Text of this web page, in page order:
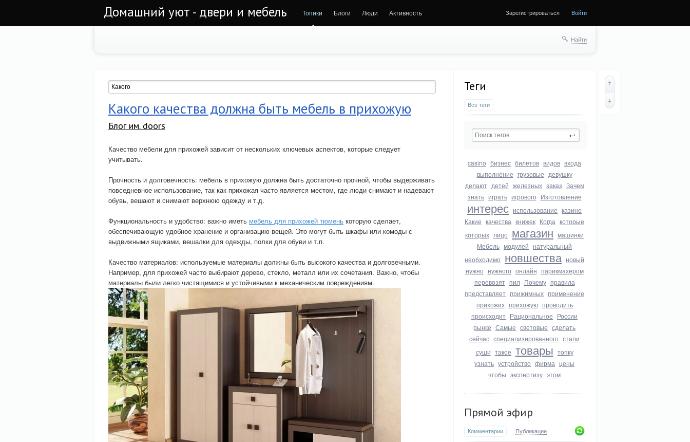
Домашний уют - двери и мебель Топики Блоги Люди Активность Зарегистрироваться Войти
Найти
Теги
Все теги
casino бизнес билетов видов входа
выполнение грузовые девушку
делают детей железных заказ Зачем
знать играть игрового Изготовление
интерес использование казино
Какие качества книжек Когда которые
которых лицо магазин машинки
Мебель модулей натуральный
необходимо новшества новый
нужно нужного онлайн парикмахером
перевозят пил Почему правила
представляет прижимных применение
прихожих прихожую проводить
происходит Рациональное России
рынке Самые световые сделать
сейчас специализированного стали
суши такое товары топку
узнать устройство фирма цены
чтобы экспертизу этом
Прямой эфир
Комментарии Публикации
Какого качества должна быть мебель в прихожую
Блог им. doors
Качество мебели для прихожей зависит от нескольких ключевых аспектов, которые следует
учитывать.
Прочность и долговечность: мебель в прихожую должна быть достаточно прочной, чтобы выдерживать
повседневное использование, так как прихожая часто является местом, где люди снимают и надевают
обувь, вешают и снимают верхнюю одежду и т.д.
Функциональность и удобство: важно иметь мебель для прихожей тюмень которую сделает,
обеспечивающую удобное хранение и организацию вещей. Это могут быть шкафы или комоды с
выдвижными ящиками, вешалки для одежды, полки для обуви и т.п.
Качество материалов: используемые материалы должны быть высокого качества и долговечными.
Например, для прихожей часто выбирают дерево, стекло, металл или их сочетания. Важно, чтобы
материалы были легко чистящимися и устойчивыми к механическим повреждениям.